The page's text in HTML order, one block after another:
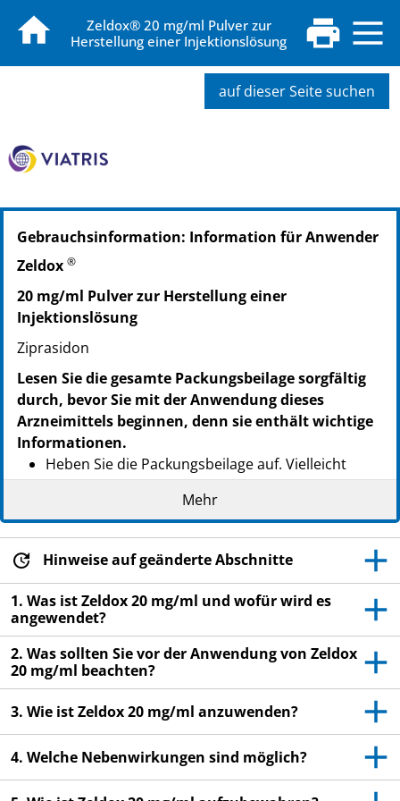
Zeldox® 20 mg/ml Pulver zur
Herstellung einer Injektionslösung
auf dieser Seite suchen
PZN: 18115844
PPN: 111811584480
Gebrauchsinformation: Information für Anwender
Zeldox ®
20 mg/ml Pulver zur Herstellung einer
Injektionslösung
Ziprasidon
Lesen Sie die gesamte Packungsbeilage sorgfältig
durch, bevor Sie mit der Anwendung dieses
Arzneimittels beginnen, denn sie enthält wichtige
Informationen.
Heben Sie die Packungsbeilage auf. Vielleicht
möchten Sie diese später nochmals lesen.
Wenn Sie weitere Fragen haben, wenden Sie sich
an Ihren Arzt oder Apotheker.
Dieses Arzneimittel wurde Ihnen persönlich
verschrieben und wird Ihnen durch einen Arzt
oder das medizinische Fachpersonal gegeben.
Wenn Sie Nebenwirkungen bemerken, wenden Sie
sich an Ihren Arzt, Apotheker oder das
medizinische Fachpersonal. Dies gilt auch für
Nebenwirkungen, die nicht in dieser
Packungsbeilage angegeben sind. Siehe Abschnitt
4.
Mehr
Hinweise auf geänderte Abschnitte
1. Was ist Zeldox 20 mg/ml und wofür wird es
angewendet?
2. Was sollten Sie vor der Anwendung von Zeldox
20 mg/ml beachten?
3. Wie ist Zeldox 20 mg/ml anzuwenden?
4. Welche Nebenwirkungen sind möglich?